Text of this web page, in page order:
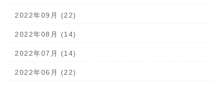
2022年09月 (22)
2022年08月 (14)
2022年07月 (14)
2022年06月 (22)